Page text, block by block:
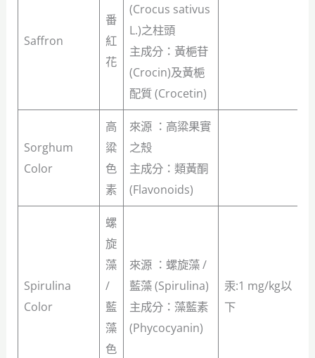
Saffron
番
紅
花
(Crocus sativus
L.)之柱頭
主成分：黃梔苷
(Crocin)及黃梔
配質 (Crocetin)
Sorghum
Color
高
粱
色
素
來源 ：高粱果實
之殼
主成分：類黃酮
(Flavonoids)
Spirulina
Color
螺
旋
藻
/
藍
藻
色
來源 ：螺旋藻 /
藍藻 (Spirulina)
主成分：藻藍素
(Phycocyanin)
汞:1 mg/kg以
下